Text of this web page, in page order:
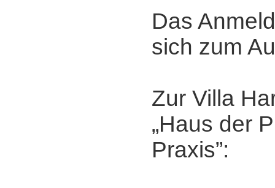
Das
sich zum
Zur Villa
„Haus der
Praxis”: